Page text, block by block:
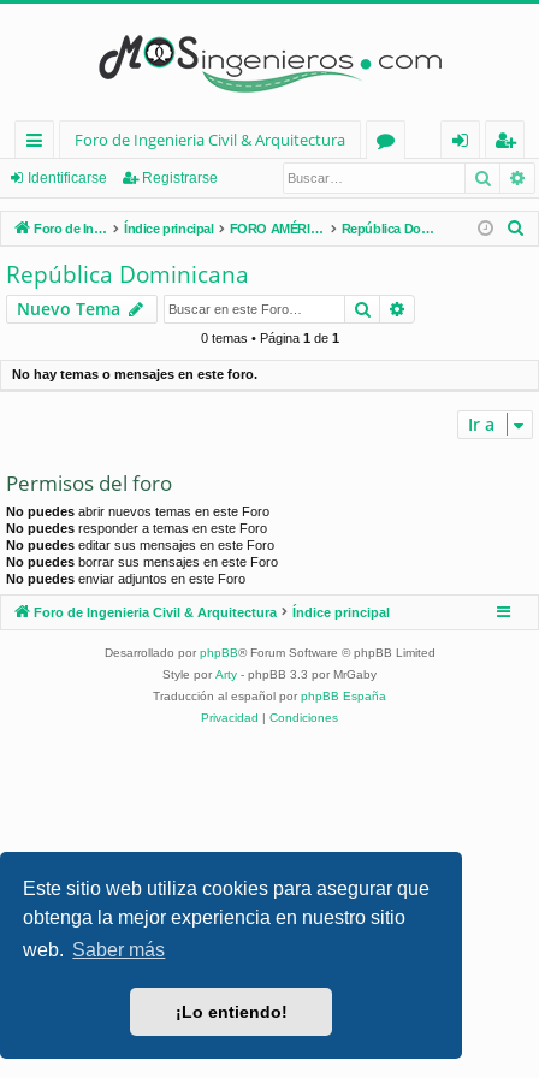
Este sitio web utiliza cookies para asegurar que
obtenga la mejor experiencia en nuestro sitio
web. Saber más
¡Lo entiendo!
nl
ac
es
rá
pi
d
Foro de Ingenieria Civil & Arquitectura
os
nt
ifi
e
eg
ist
ra
Identificarse Registrarse
Foro de Ingenieria Civil & Arquitectura Índice principal FORO AMÉRICA LATINA República Dominicana
r
República Dominicana
Nuevo Tema Buscar
0 temas • Página 1de 1
No hay temas o mensajes en este foro.
Ir a
Permisos del foro
No puedes abrir nuevos temas en este Foro
No puedes responder a temas en este Foro
No puedes editar sus mensajes en este Foro
No puedes borrar sus mensajes en este Foro
No puedes enviar adjuntos en este Foro
Foro de Ingenieria Civil & Arquitectura Índice principal
Desarrollado por phpBB® Forum Software © phpBB Limited
Style por Arty - phpBB 3.3 por MrGaby
Traducción al español por phpBB España
Privacidad | Condiciones